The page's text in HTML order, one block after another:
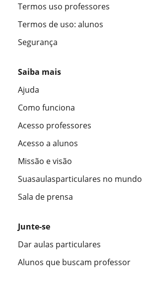
Termos uso professores
Termos de uso: alunos
Segurança
Saiba mais
Ajuda
Como funciona
Acesso professores
Acesso a alunos
Missão e visão
Suasaulasparticulares no mundo
Sala de prensa
Junte-se
Dar aulas particulares
Alunos que buscam professor